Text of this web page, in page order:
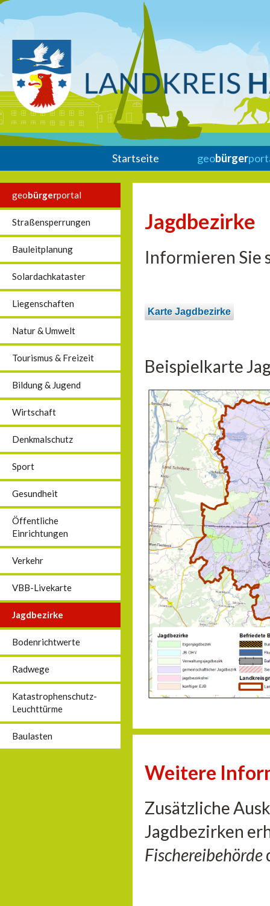
Startseite geobürger
geobürgerportal
Straßensperrungen
Bauleitplanung
Solardachkataster
Liegenschaften
Natur & Umwelt
Tourismus & Freizeit
Bildung & Jugend
Wirtschaft
Denkmalschutz
Sport
Gesundheit
Öffentliche
Einrichtungen
Verkehr
VBB-Livekarte
Jagdbezirke
Bodenrichtwerte
Radwege
Katastrophenschutz-
Leuchttürme
Baulasten
Jagdbezirke
Informieren Sie
Karte Jagdbezirke
Beispielkarte
Weitere
Zusätzliche
Jagdbezirken
Fischereibehörde